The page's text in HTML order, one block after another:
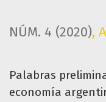
NÚM. 4 (2020),
Palabras
economía